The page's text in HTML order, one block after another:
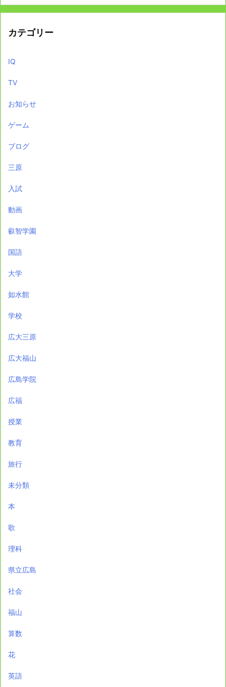
カテゴリー
IQ
TV
お知らせ
ゲーム
ブログ
三原
入試
動画
叡智学園
国語
大学
如水館
学校
広大三原
広大福山
広島学院
広福
授業
教育
旅行
未分類
本
歌
理科
県立広島
社会
福山
算数
花
英語